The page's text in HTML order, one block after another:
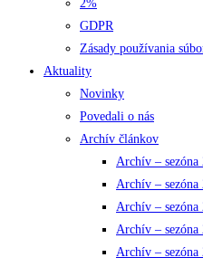
2%
GDPR
Zásady používania
Aktuality
Novinky
Povedali o nás
Archív článkov
Archív – sezóna
Archív – sezóna
Archív – sezóna
Archív – sezóna
Archív – sezóna